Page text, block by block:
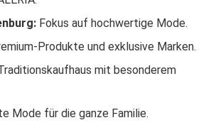
Fokus auf hochwertige Mode.
Produkte und exklusive Marken.
mit besonderem
Mode für die ganze Familie.